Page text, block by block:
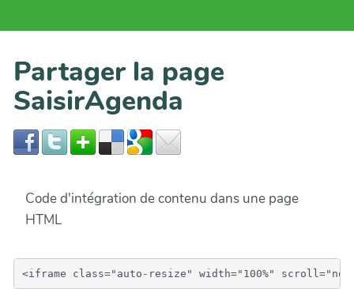
Partager la page
SaisirAgenda
Code d'intégration de contenu dans une page
HTML